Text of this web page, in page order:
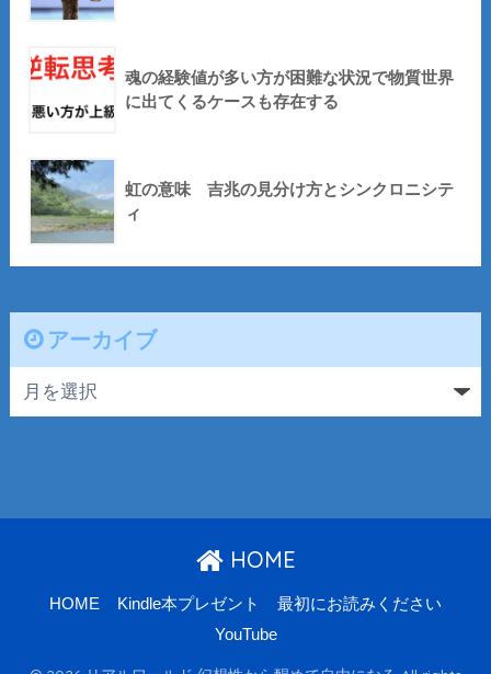
魂の経験値が多い方が困難な状況で物質世界
に出てくるケースも存在する
虹の意味 吉兆の見分け方とシンクロニシテ
ィ
アーカイブ
HOME
HOME Kindle本プレゼント
最初にお読みください
YouTube